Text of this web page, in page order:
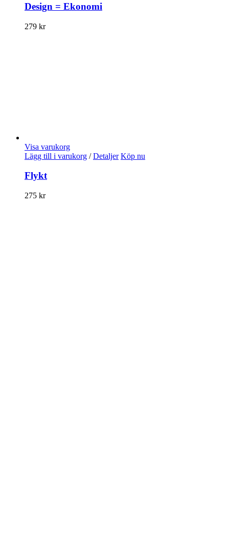
Design = Ekonomi
279 kr
Visa varukorg
Lägg till i varukorg / Detaljer Köp nu
Flykt
275 kr